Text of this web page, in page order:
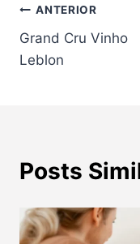
Navegação
de
ANTERIOR
Grand Cru Vinho
Leblon
Posts